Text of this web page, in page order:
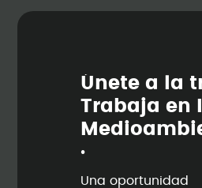
Únete a la t
Trabaja en
Medioambi
.
Una oportunidad